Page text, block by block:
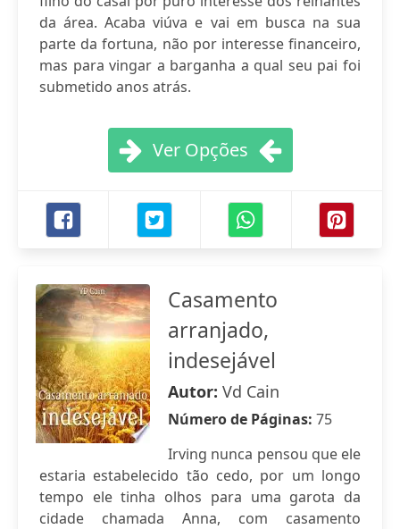
da área. Acaba viúva e vai em busca na sua
parte da fortuna, não por interesse financeiro,
mas para vingar a barganha a qual seu pai foi
submetido anos atrás.
Ver Opções
Casamento
arranjado,
indesejável
Autor: Vd Cain
Número de Páginas: 75
Irving nunca pensou que ele
estaria estabelecido tão cedo, por um longo
tempo ele tinha olhos para uma garota da
cidade chamada Anna, com casamento